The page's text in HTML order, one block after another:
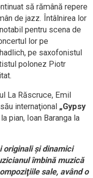
să rămână repere
de jazz. Întâlnirea lor
pentru scena de
lor pe
pe saxofonistul
polonez Piotr
La Răscruce, Emil
internaţional „Gypsy
pian, Ioan Baranga la
originali şi dinamici
îmbină muzică
sale, având o